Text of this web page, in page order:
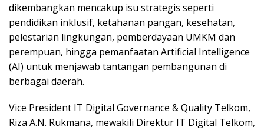
dikembangkan mencakup isu strategis seperti
pendidikan inklusif, ketahanan pangan, kesehatan,
pelestarian lingkungan, pemberdayaan UMKM dan
perempuan, hingga pemanfaatan Artificial Intelligence
(AI) untuk menjawab tantangan pembangunan di
berbagai daerah.
Vice President IT Digital Governance & Quality Telkom,
Riza A.N. Rukmana, mewakili Direktur IT Digital Telkom,